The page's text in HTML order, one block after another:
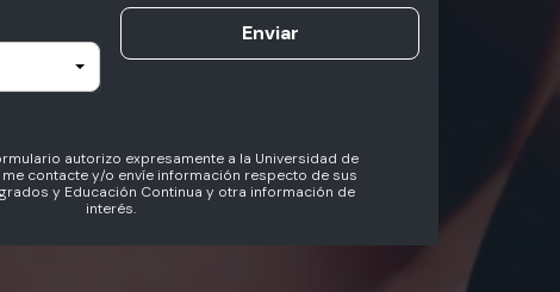
Enviar
autorizo expresamente a la Universidad de
contacte y/o envíe información respecto de sus
y Educación Continua y otra información de
interés.